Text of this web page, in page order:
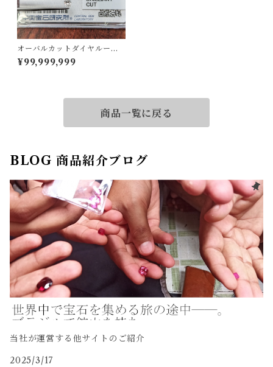
オーバルカットダイヤルース
【0.369ct】PRO204851
¥99,999,999
商品一覧に戻る
BLOG 商品紹介ブログ
当社が運営する他サイトのご紹介
2025/3/17